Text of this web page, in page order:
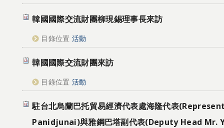
韓國國際交流財團柳現錫理事長來訪
目錄位置 活動
韓國國際交流財團來訪
目錄位置 活動
駐台北烏蘭巴托貿易經濟代表處海隆代表
Panidjunai)與雅鋼巴塔副代表(Deputy Head Mr.